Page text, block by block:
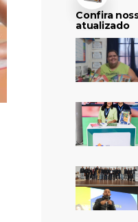
Confira
atualizado